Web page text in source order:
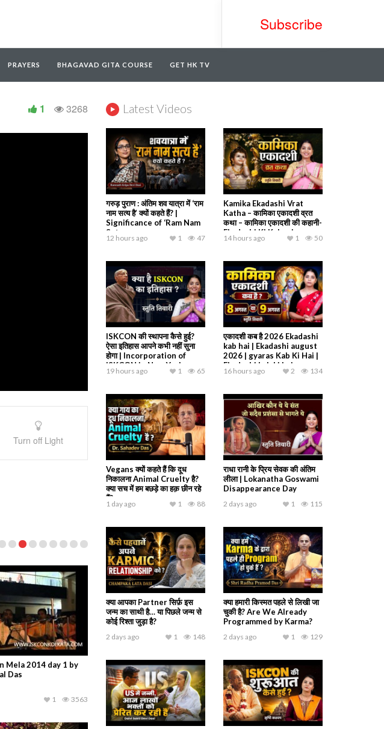
Subscribe
PRAYERS BHAGAVAD GITA COURSE GET HK TV
3268
1
Turn off Light
Mela 2014 day 1 by
Das
3563
1
Latest Videos
गरुड़ पुराण : अंतिम शव यात्रा में ‘राम
नाम सत्य है’ क्यों कहते हैं? |
Significance of ‘Ram Nam
Satya
12 hours ago 47
1
Kamika Ekadashi Vrat
Katha – कामिका एकादशी व्रत
कथा – कामिका एकादशी की कहानी-
Ekadashi Ki Kahani
14 hours ago 50
1
ISKCON की स्थापना कैसे हुई?
ऐसा इतिहास आपने कभी नहीं सुना
होगा | Incorporation of
ISKCON in New York
19 hours ago 65
1
एकादशी कब है 2026 Ekadashi
kab hai | Ekadashi august
2026 | gyaras Kab Ki Hai |
Ekadashi kab ki hai
16 hours ago 134
2
Vegans क्यों कहते हैं कि दूध
निकालना Animal Cruelty है?
क्या सच में हम बछड़े का हक़ छीन रहे
हैं?
1 day ago 88
1
राधा रानी के प्रिय सेवक की अंतिम
लीला | Lokanatha Goswami
Disappearance Day
2 days ago 115
1
क्या आपका Partner सिर्फ़ इस
जन्म का साथी है… या पिछले जन्म से
कोई रिश्ता जुड़ा है?
2 days ago 148
1
क्या हमारी किस्मत पहले से लिखी जा
चुकी है? Are We Already
Programmed by Karma?
2 days ago 129
1